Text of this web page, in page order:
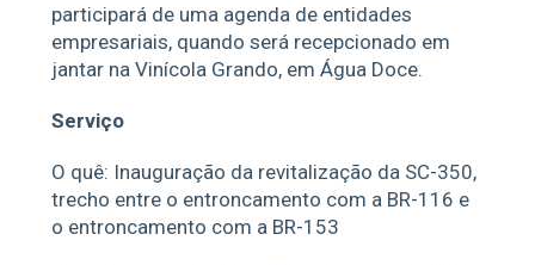
participará de uma agenda de entidades
empresariais, quando será recepcionado em
jantar na Vinícola Grando, em Água Doce.
Serviço
O quê: Inauguração da revitalização da SC-350,
trecho entre o entroncamento com a BR-116 e
o entroncamento com a BR-153